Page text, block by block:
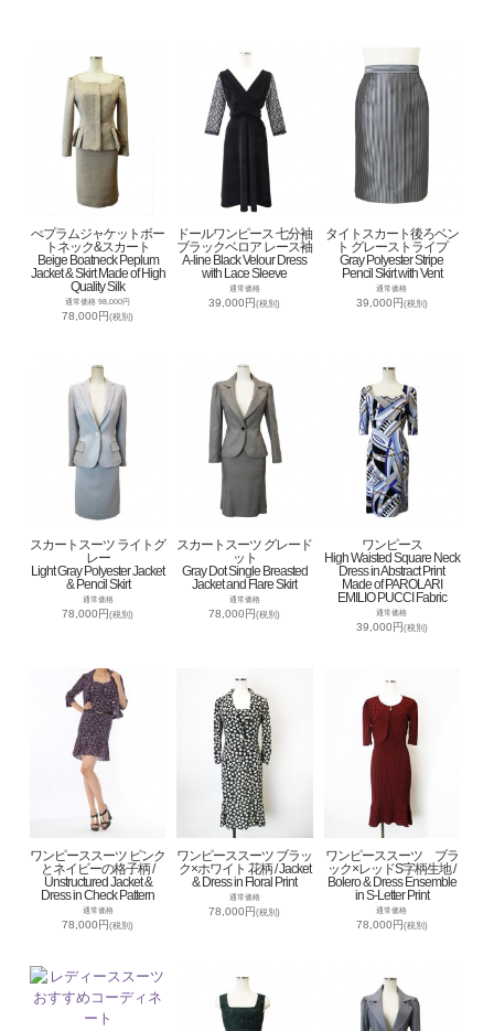
ぺプラムジャケットボー
トネック&スカート
Beige Boatneck Peplum
Jacket & Skirt Made of High
Quality Silk
通常価格 98,000円
78,000円(税別)
ドールワンピース 七分袖
ブラックベロア レース袖
A-line Black Velour Dress
with Lace Sleeve
通常価格
39,000円(税別)
タイトスカート後ろベン
ト グレーストライプ
Gray Polyester Stripe
Pencil Skirt with Vent
通常価格
39,000円(税別)
スカートスーツ ライトグ
レー
Light Gray Polyester Jacket
& Pencil Skirt
通常価格
78,000円(税別)
スカートスーツ グレード
ット
Gray Dot Single Breasted
Jacket and Flare Skirt
通常価格
78,000円(税別)
ワンピース
High Waisted Square Neck
Dress in Abstract Print
Made of PAROLARI
EMILIO PUCCI Fabric
通常価格
39,000円(税別)
ワンピーススーツ ピンク
とネイビーの格子柄 /
Unstructured Jacket &
Dress in Check Pattern
通常価格
78,000円(税別)
ワンピーススーツ ブラッ
ク×ホワイト 花柄 / Jacket
& Dress in Floral Print
通常価格
78,000円(税別)
ワンピーススーツ ブラ
ック×レッドS字柄生地 /
Bolero & Dress Ensemble
in S-Letter Print
通常価格
78,000円(税別)